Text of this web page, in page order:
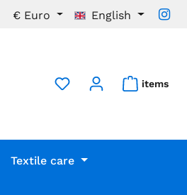
€ Euro English
items
Textile care